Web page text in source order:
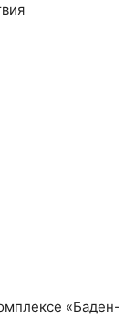
«Баден-